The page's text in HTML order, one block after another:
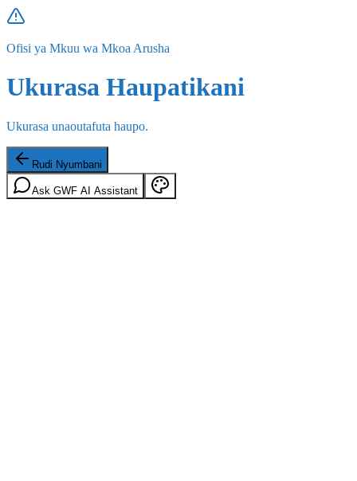
Ofisi ya Mkuu wa Mkoa Arusha
Ukurasa Haupatikani
Ukurasa unaoutafuta haupo.
Rudi Nyumbani
Ask GWF AI Assistant